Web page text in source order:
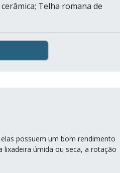
Telha romana de
possuem um bom rendimento
úmida ou seca, a rotação